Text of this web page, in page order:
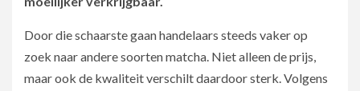
Door die schaarste gaan handelaars steeds vaker op
zoek naar andere soorten matcha. Niet alleen de prijs,
maar ook de kwaliteit verschilt daardoor sterk. Volgens